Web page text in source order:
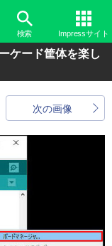
検索 Impressサイト
ケード筐体を楽し
次の画像